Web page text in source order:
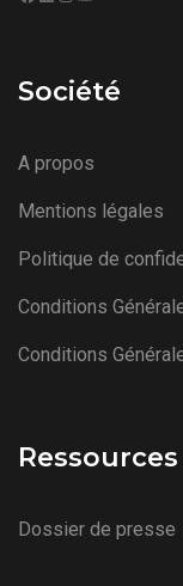
Société
A propos
Mentions légales
Politique de
Conditions
Conditions
Ressources
Dossier de presse